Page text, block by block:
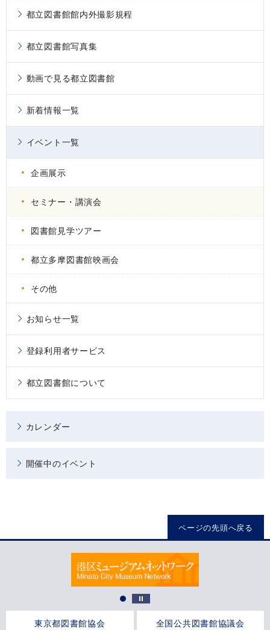
都立図書館館内外撮影規程
都立図書館写真集
動画で見る都立図書館
新着情報一覧
イベント一覧
企画展示
セミナー・講演会
図書館見学ツアー
都立多摩図書館映画会
その他
お知らせ一覧
登録利用者サービス
都立図書館について
カレンダー
開催中のイベント
ページの先頭へ戻る
東京都図書館協会 全国公共図書館協議会